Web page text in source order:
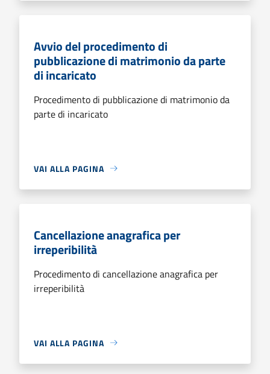
Avvio del procedimento di
pubblicazione di matrimonio da parte
di incaricato
Procedimento di pubblicazione di matrimonio da
parte di incaricato
VAI ALLA PAGINA
Cancellazione anagrafica per
irreperibilità
Procedimento di cancellazione anagrafica per
irreperibilità
VAI ALLA PAGINA